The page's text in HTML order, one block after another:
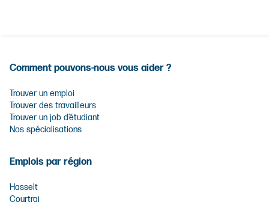
Comment pouvons-nous vous aider ?
Trouver un emploi
Trouver des travailleurs
Trouver un job d’étudiant
Nos spécialisations
Emplois par région
Hasselt
Courtrai